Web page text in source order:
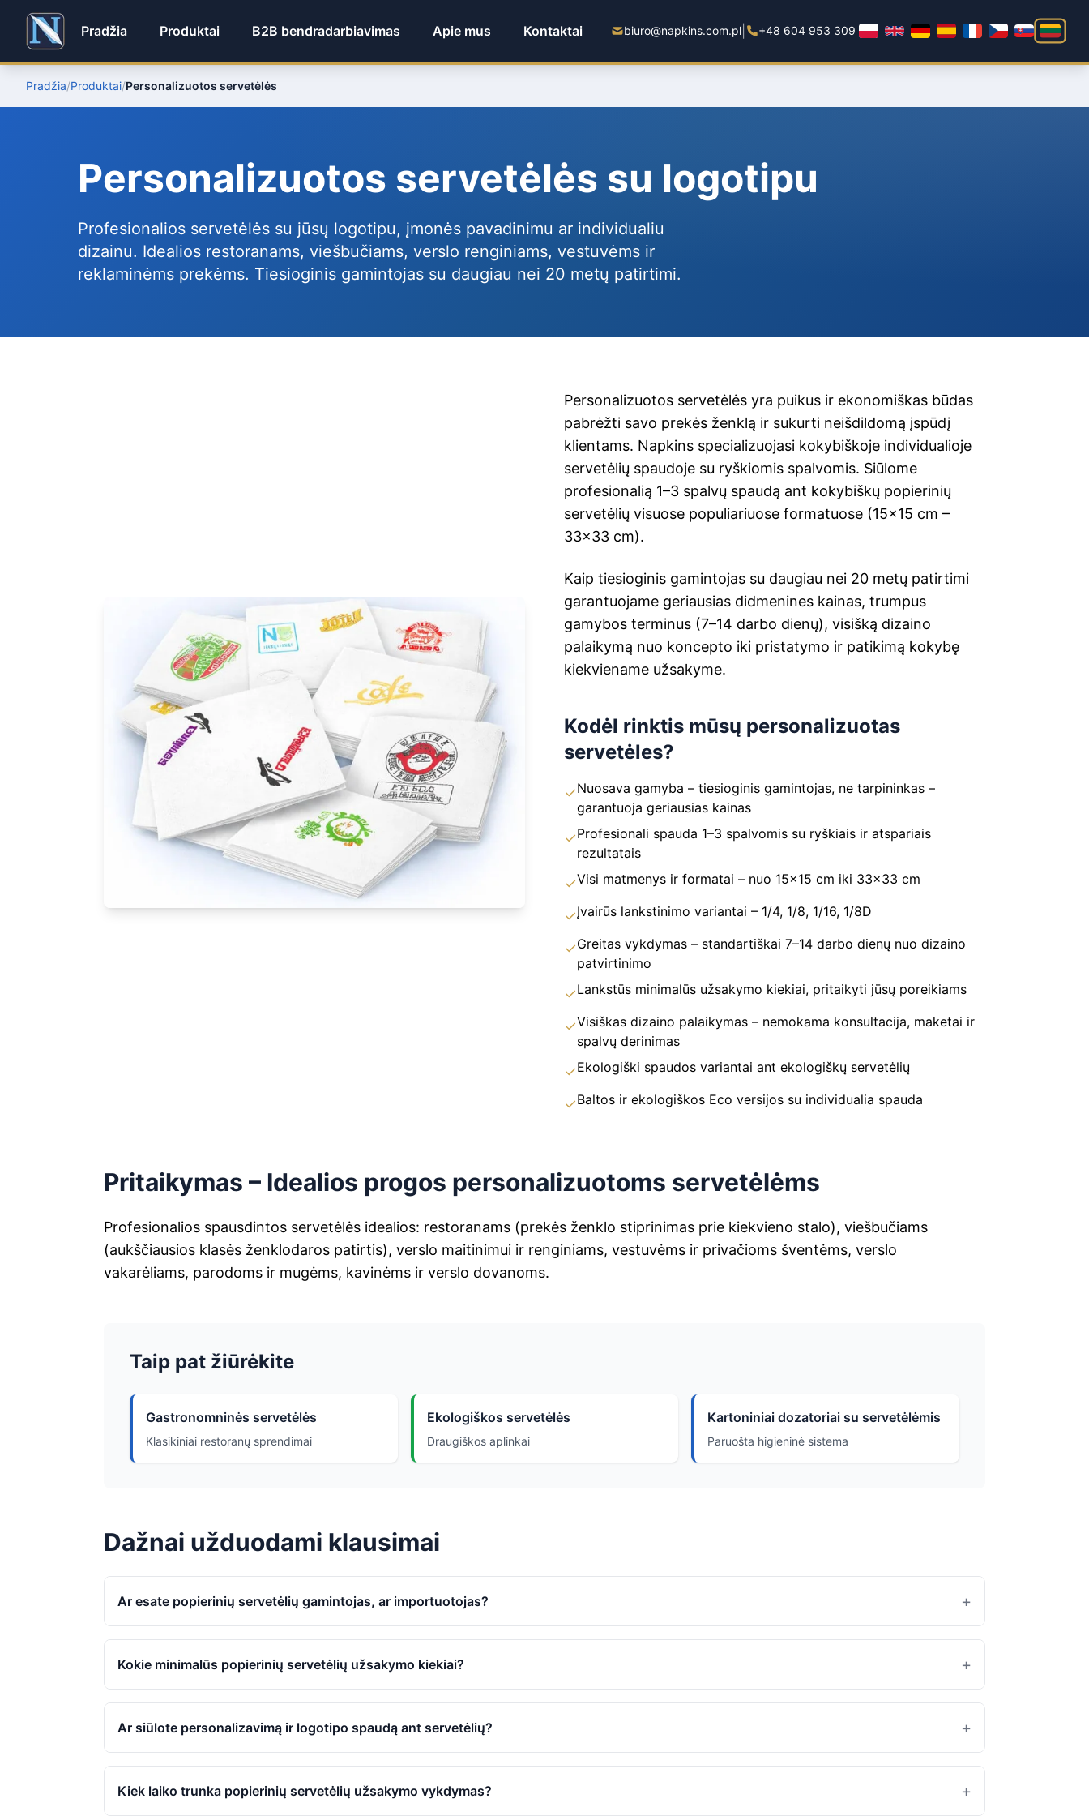
Pradžia Produktai B2B bendradarbiavimas Apie mus Kontaktai biuro@napkins.com.pl +48 604 953 309
Pradžia/Produktai/Personalizuotos servetėlės
Personalizuotos servetėlės su logotipu
Profesionalios servetėlės su jūsų logotipu, įmonės pavadinimu ar individualiu
dizainu. Idealios restoranams, viešbučiams, verslo renginiams, vestuvėms ir
reklaminėms prekėms. Tiesioginis gamintojas su daugiau nei 20 metų patirtimi.
Personalizuotos servetėlės yra puikus ir ekonomiškas būdas
pabrėžti savo prekės ženklą ir sukurti neišdildomą įspūdį
klientams. Napkins specializuojasi kokybiškoje individualioje
servetėlių spaudoje su ryškiomis spalvomis. Siūlome
profesionalią 1–3 spalvų spaudą ant kokybiškų popierinių
servetėlių visuose populiariuose formatuose (15×15 cm –
33×33 cm).
Kaip tiesioginis gamintojas su daugiau nei 20 metų patirtimi
garantuojame geriausias didmenines kainas, trumpus
gamybos terminus (7–14 darbo dienų), visišką dizaino
palaikymą nuo koncepto iki pristatymo ir patikimą kokybę
kiekviename užsakyme.
Kodėl rinktis mūsų personalizuotas
servetėles?
✓Nuosava gamyba – tiesioginis gamintojas, ne tarpininkas –
garantuoja geriausias kainas
✓Profesionali spauda 1–3 spalvomis su ryškiais ir atspariais
rezultatais
✓Visi matmenys ir formatai – nuo 15×15 cm iki 33×33 cm
✓Įvairūs lankstinimo variantai – 1/4, 1/8, 1/16, 1/8D
✓Greitas vykdymas – standartiškai 7–14 darbo dienų nuo dizaino
patvirtinimo
✓Lankstūs minimalūs užsakymo kiekiai, pritaikyti jūsų poreikiams
✓Visiškas dizaino palaikymas – nemokama konsultacija, maketai ir
spalvų derinimas
✓Ekologiški spaudos variantai ant ekologiškų servetėlių
✓Baltos ir ekologiškos Eco versijos su individualia spauda
Pritaikymas – Idealios progos personalizuotoms servetėlėms
Profesionalios spausdintos servetėlės idealios: restoranams (prekės ženklo stiprinimas prie kiekvieno stalo), viešbučiams
(aukščiausios klasės ženklodaros patirtis), verslo maitinimui ir renginiams, vestuvėms ir privačioms šventėms, verslo
vakarėliams, parodoms ir mugėms, kavinėms ir verslo dovanoms.
Taip pat žiūrėkite
Gastronomninės servetėlės
Klasikiniai restoranų sprendimai
Ekologiškos servetėlės
Draugiškos aplinkai
Kartoniniai dozatoriai su servetėlėmis
Paruošta higieninė sistema
Dažnai užduodami klausimai
Ar esate popierinių servetėlių gamintojas, ar importuotojas? +
Kokie minimalūs popierinių servetėlių užsakymo kiekiai? +
Ar siūlote personalizavimą ir logotipo spaudą ant servetėlių? +
Kiek laiko trunka popierinių servetėlių užsakymo vykdymas? +